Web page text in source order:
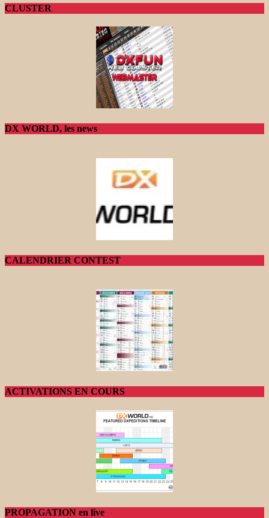
CLUSTER
DX WORLD, les news
CALENDRIER CONTEST
ACTIVATIONS EN COURS
PROPAGATION en live